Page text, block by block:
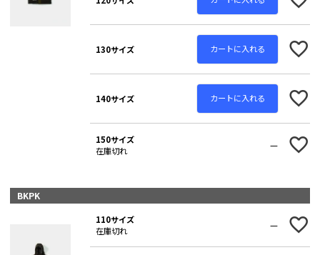
130サイズ カートに入れる
140サイズ カートに入れる
150サイズ
在庫切れ
—
BKPK
110サイズ
在庫切れ
—